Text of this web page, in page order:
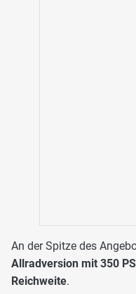
An der Spitze des
Allradversion mit 350 PS
Reichweite.